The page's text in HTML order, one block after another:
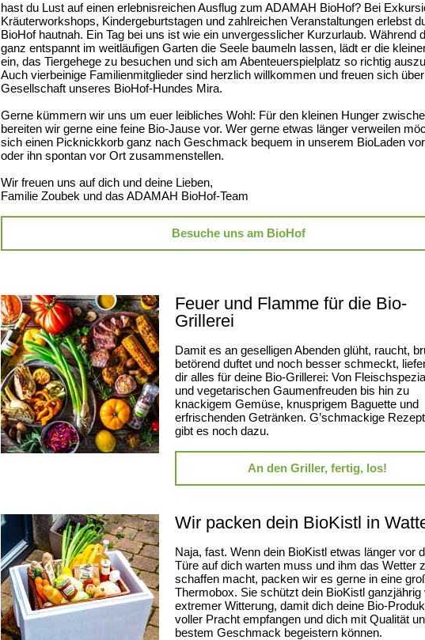
hast du Lust auf einen erlebnisreichen Ausflug zum ADAMAH BioHof? Bei
Kräuterworkshops, Kindergeburtstagen und zahlreichen Veranstaltungen erlebst
BioHof hautnah. Ein Tag bei uns ist wie ein unvergesslicher Kurzurlaub. Während
ganz entspannt im weitläufigen Garten die Seele baumeln lassen, lädt er die
ein, das Tiergehege zu besuchen und sich am Abenteuerspielplatz so richtig
Auch vierbeinige Familienmitglieder sind herzlich willkommen und freuen sich über
Gesellschaft unseres BioHof-Hundes Mira.
Gerne kümmern wir uns um euer leibliches Wohl: Für den kleinen Hunger
bereiten wir gerne eine feine Bio-Jause vor. Wer gerne etwas länger verweilen
sich einen Picknickkorb ganz nach Geschmack bequem in unserem BioLaden
oder ihn spontan vor Ort zusammenstellen.
Wir freuen uns auf dich und deine Lieben,
Familie Zoubek und das ADAMAH BioHof-Team
Besuche uns am BioHof
Feuer und Flamme für die Bio-
Grillerei
Damit es an geselligen Abenden glüht, raucht,
betörend duftet und noch besser schmeckt,
dir alles für deine Bio-Grillerei: Von
und vegetarischen Gaumenfreuden bis hin zu
knackigem Gemüse, knusprigem Baguette und
erfrischenden Getränken. G’schmackige
gibt es noch dazu.
An den Griller, fertig, los!
Wir packen dein BioKistl in
Naja, fast. Wenn dein BioKistl etwas länger vor
Türe auf dich warten muss und ihm das Wetter
schaffen macht, packen wir es gerne in eine
Thermobox. Sie schützt dein BioKistl ganzjährig
extremer Witterung, damit dich deine Bio-
voller Pracht empfangen und dich mit Qualität
bestem Geschmack begeistern können.